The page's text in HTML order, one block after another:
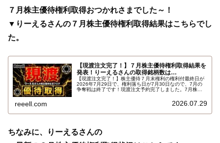
７月株主優待権利取得おつかれさまでした～！
▼りーえるさんの７月株主優待権利取得結果はこちらでし
た。
【現渡注文完了！】７月株主優待権利取得結果を
発表！りーえるさんの取得銘柄数は…
【現渡注文完了！】株主優待７月末権利の権利付最終日が
2026年7月29日で、権利落ち日が7月30日なので、7月の
争奪戦は終了です！現渡注文予約完了しました。7月株主
reeell.com 2026.07.29
ちなみに、りーえるさんの